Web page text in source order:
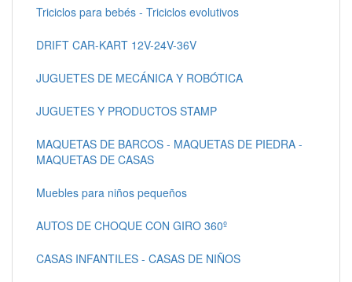
Triciclos para bebés - Triciclos evolutivos
DRIFT CAR-KART 12V-24V-36V
JUGUETES DE MECÁNICA Y ROBÓTICA
JUGUETES Y PRODUCTOS STAMP
MAQUETAS DE BARCOS - MAQUETAS DE PIEDRA -
MAQUETAS DE CASAS
Muebles para niños pequeños
AUTOS DE CHOQUE CON GIRO 360º
CASAS INFANTILES - CASAS DE NIÑOS